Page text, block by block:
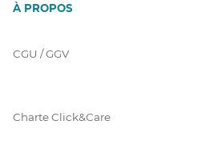
À PROPOS
CGU / GGV
Charte Click&Care